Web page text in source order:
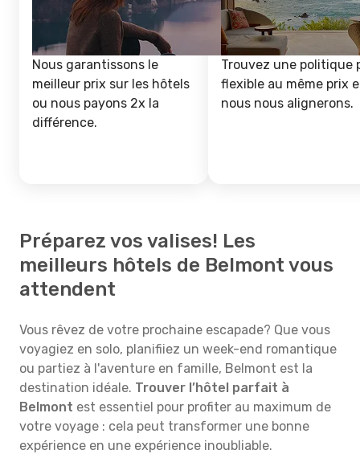
Nous garantissons le
meilleur prix sur les hôtels
ou nous payons 2x la
différence.
Trouvez une politique
flexible au même prix
nous nous alignerons.
Préparez vos valises! Les
meilleurs hôtels de Belmont vous
attendent
Vous rêvez de votre prochaine escapade? Que vous
voyagiez en solo, planifiiez un week-end romantique
ou partiez à l'aventure en famille, Belmont est la
destination idéale. Trouver l’hôtel parfait à
Belmont est essentiel pour profiter au maximum de
votre voyage : cela peut transformer une bonne
expérience en une expérience inoubliable.